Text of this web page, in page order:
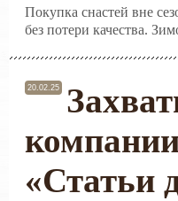
Покупка снастей вне
без потери качества.
20.02.25
«Статьи